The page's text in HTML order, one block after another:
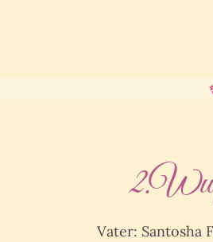
✨
Vater: Santosha